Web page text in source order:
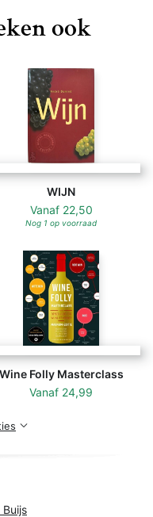
cultuur, business
wijngaard tot de
sappige anekdote
op het wijnrek van
én een goed
ook
WIJN
Vanaf 22,50
Nog 1 op voorraad
Wine Folly Masterclass
Vanaf 24,99